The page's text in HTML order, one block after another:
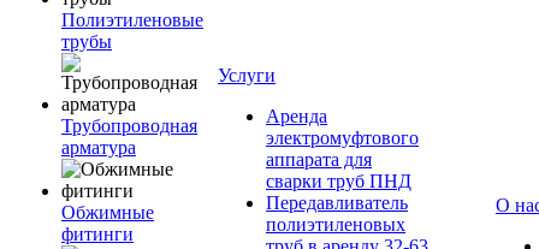
Полиэтиленовые
трубы
Трубопроводная
арматура
Обжимные
фитинги
Услуги
Аренда
электромуфтового
аппарата для
сварки труб ПНД
Передавливатель
полиэтиленовых
О